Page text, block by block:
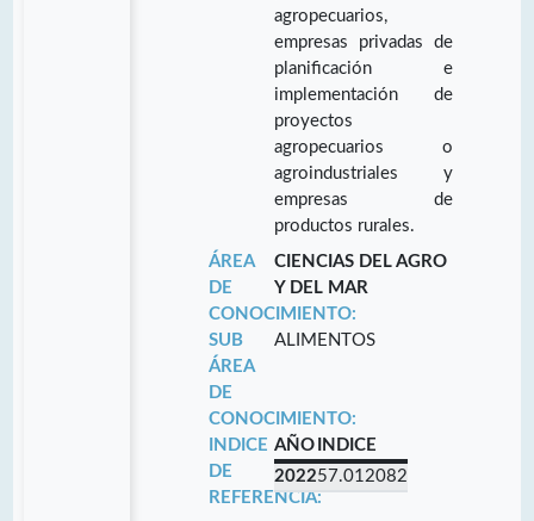
agropecuarios,
empresas privadas de
planificación e
implementación de
proyectos
agropecuarios o
agroindustriales y
empresas de
productos rurales.
ÁREA
DE
CONOCIMIENTO:
CIENCIAS DEL AGRO
Y DEL MAR
SUB
ÁREA
DE
CONOCIMIENTO:
ALIMENTOS
INDICE
DE
REFERENCIA:
AÑO INDICE
202257.012082